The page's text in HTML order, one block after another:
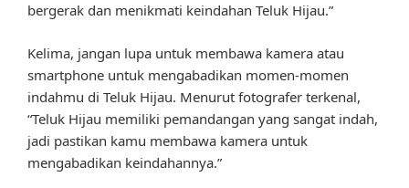
bergerak dan menikmati keindahan Teluk Hijau.”
Kelima, jangan lupa untuk membawa kamera atau
smartphone untuk mengabadikan momen-momen
indahmu di Teluk Hijau. Menurut fotografer terkenal,
“Teluk Hijau memiliki pemandangan yang sangat indah,
jadi pastikan kamu membawa kamera untuk
mengabadikan keindahannya.”